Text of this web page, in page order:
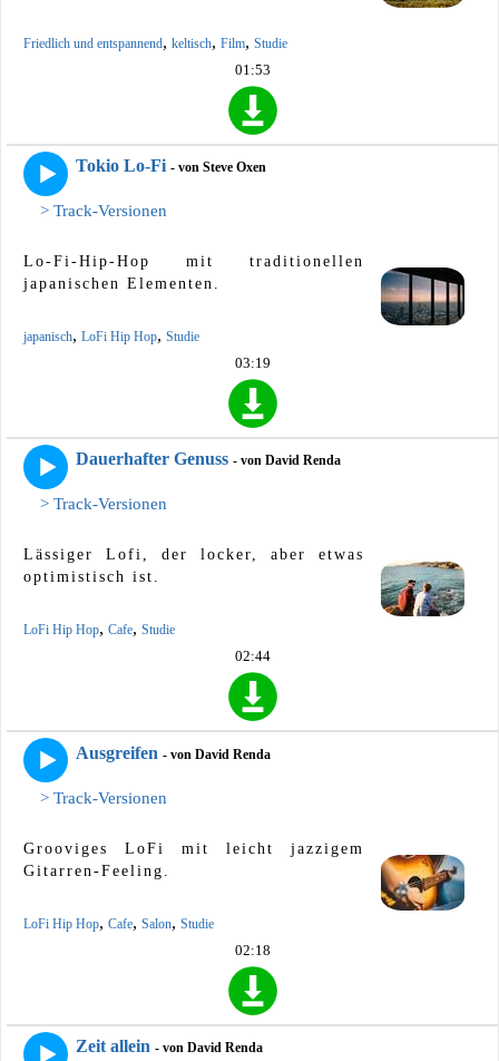
Friedlich und entspannend, keltisch, Film, Studie
01:53
Tokio Lo-Fi - von Steve Oxen
> Track-Versionen
Lo-Fi-Hip-Hop mit traditionellen
japanischen Elementen.
japanisch, LoFi Hip Hop, Studie
03:19
Dauerhafter Genuss - von David Renda
> Track-Versionen
Lässiger Lofi, der locker, aber etwas
optimistisch ist.
LoFi Hip Hop, Cafe, Studie
02:44
Ausgreifen - von David Renda
> Track-Versionen
Grooviges LoFi mit leicht jazzigem
Gitarren-Feeling.
LoFi Hip Hop, Cafe, Salon, Studie
02:18
Zeit allein - von David Renda